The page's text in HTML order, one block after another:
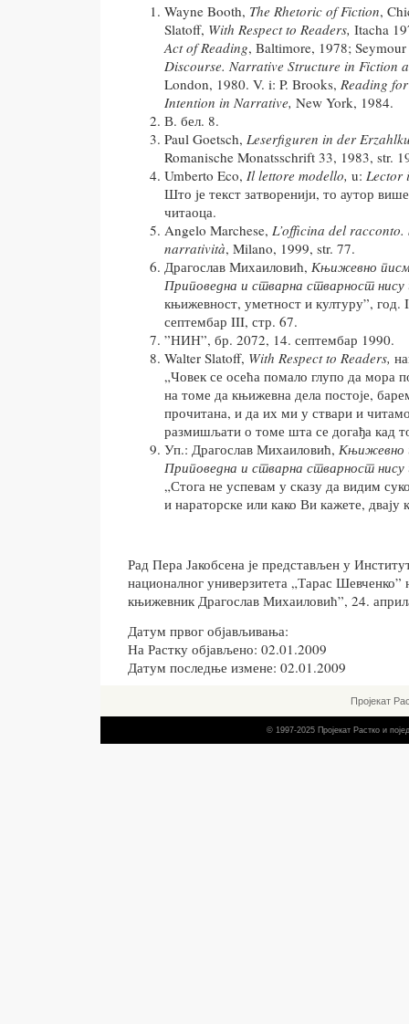
Wayne Booth, The Rhetoric of Fiction,
Slatoff, With Respect to Readers, Itacha
Act of Reading, Baltimore, 1978;
Discourse. Narrative Structure in Fiction
London, 1980. V. i: P. Brooks, Reading
Intention in Narrative, New York, 1984.
В. бел. 8.
Paul Goetsch, Leserfiguren in der
Romanische Monatsschrift 33, 1983, str.
Umberto Eco, Il lettore modello, u: Lector
Што је текст затворенији, то аутор
читаоца.
Angelo Marchese, L’officina del
narratività, Milano, 1999, str. 77.
Драгослав Михаиловић, Књижевно
Приповедна и стварна стварност
књижевност, уметност и културу”,
септембар III, стр. 67.
”НИН”, бр. 2072, 14. септембар 1990.
Walter Slatoff, With Respect to Readers,
„Човек се осећа помало глупо да мора
на томе да књижевна дела постоје,
прочитана, и да их ми у ствари и
размишљати о томе шта се догађа кад
Уп.: Драгослав Михаиловић, Књижевно
Приповедна и стварна стварност
„Стога не успевам у сказу да видим
и нараторске или како Ви кажете, двају
Рад Пера Јакобсена је представљен у
националног универзитета „Тарас Шевченко”
књижевник Драгослав Михаиловић”, 24.
Датум првог објављивања:
На Растку објављено: 02.01.2009
Датум последње измене: 02.01.2009
Пројекат
© 1997-2025 Пројекат Растко и